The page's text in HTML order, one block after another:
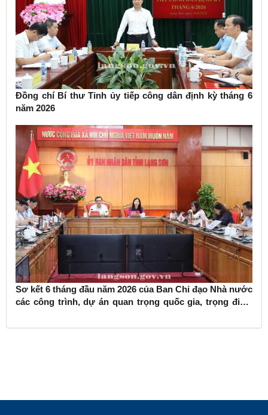
Đồng chí Bí thư Tỉnh ủy tiếp công dân định kỳ tháng 6
năm 2026
Sơ kết 6 tháng đầu năm 2026 của Ban Chỉ đạo Nhà nước
các công trình, dự án quan trọng quốc gia, trọng điểm